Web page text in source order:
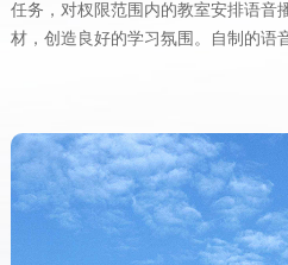
任务，对杈限范围内的教室安排语音
材，创造良好的学习氛围。自制的语